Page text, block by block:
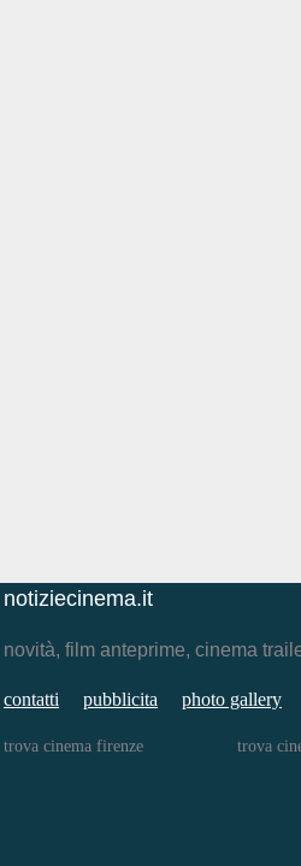
notiziecinema.it
novità, film anteprime, cinema
contatti pubblicita photo gallery
trova cinema firenze trova